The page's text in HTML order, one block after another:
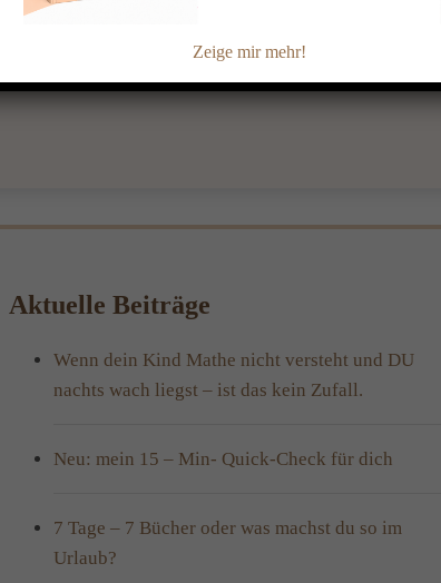
konnten und wollten. Sie zog sich immer mehr…
Aktuelle Beiträge
Wenn dein Kind Mathe nicht versteht und DU
nachts wach liegst – ist das kein Zufall.
Neu: mein 15 – Min- Quick-Check für dich
7 Tage – 7 Bücher oder was machst du so im
Urlaub?
Zeige mir mehr!